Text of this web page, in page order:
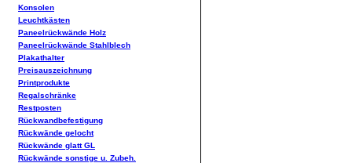
Konsolen
Leuchtkästen
Paneelrückwände Holz
Paneelrückwände Stahlblech
Plakathalter
Preisauszeichnung
Printprodukte
Regalschränke
Restposten
Rückwandbefestigung
Rückwände gelocht
Rückwände glatt GL
Rückwände sonstige u. Zubeh.